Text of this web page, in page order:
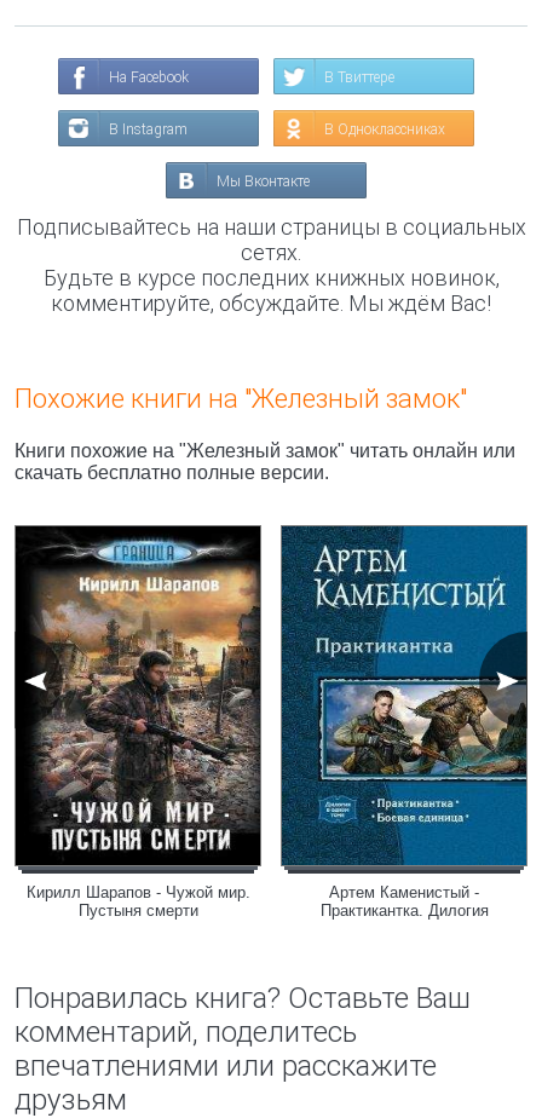
На Facebook В Твиттере
В Instagram В Одноклассниках
Мы Вконтакте
Подписывайтесь на наши страницы в социальных
сетях.
Будьте в курсе последних книжных новинок,
комментируйте, обсуждайте. Мы ждём Вас!
Похожие книги на "Железный замок"
Книги похожие на "Железный замок" читать онлайн или
скачать бесплатно полные версии.
Кирилл Шарапов - Чужой мир.
Пустыня смерти
Артем Каменистый -
Практикантка. Дилогия
Понравилась книга? Оставьте Ваш
комментарий, поделитесь
впечатлениями или расскажите
друзьям